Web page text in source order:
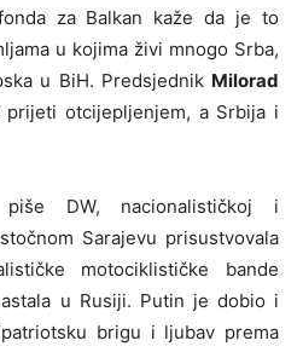
za Balkan kaže da je to
u kojima živi mnogo Srba,
u BiH. Predsjednik Milorad
otcijepljenjem, a Srbija i
DW, nacionalističkoj i
Sarajevu prisustvovala
motociklističke bande
u Rusiji. Putin je dobio i
brigu i ljubav prema